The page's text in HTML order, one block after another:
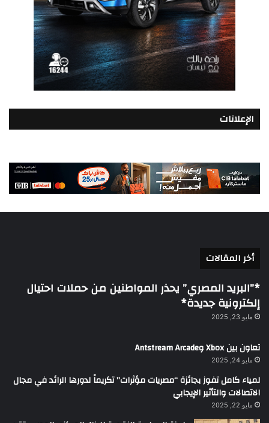
الإعلانات
أخر المقالات
*”البريد المصري” يحذر المواطنين من حملات احتيال
إلكترونية جديدة*
مايو 23, 2025
تعاون بين Xbox وAntstream Arcade
مايو 24, 2025
لمياء كامل تفوز بجائزة “مصريات مؤثرات” تكريماً لدورها الرائد في مجال
الاتصالات والتأثير الإيجابي
مايو 22, 2025